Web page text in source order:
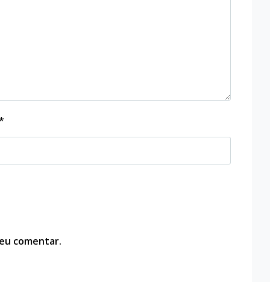
comentar.